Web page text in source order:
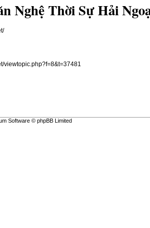
Nghệ Thời Sự Hải
viewtopic.php?f=8&t=37481
Software © phpBB Limited